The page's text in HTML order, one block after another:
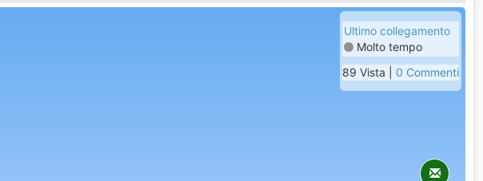
Ultimo collegamento
Molto tempo
89 Vista | 0 Commenti